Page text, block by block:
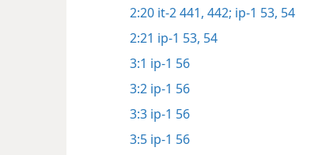
2:20 it-2 441, 442; ip-1 53, 54
2:21 ip-1 53, 54
3:1 ip-1 56
3:2 ip-1 56
3:3 ip-1 56
3:5 ip-1 56